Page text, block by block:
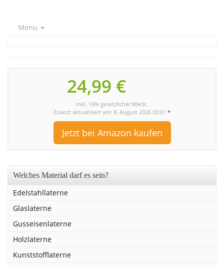
Menu
24,99 €
inkl. 19% gesetzlicher MwSt.
Zuletzt aktualisiert am: 8. August 2026 03:01 *
Jetzt bei Amazon kaufen
Welches Material darf es sein?
Edelstahllaterne
Glaslaterne
Gusseisenlaterne
Holzlaterne
Kunststofflaterne